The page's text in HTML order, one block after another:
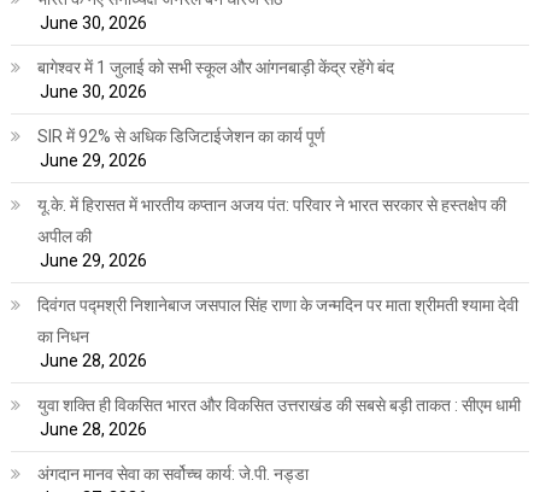
June 30, 2026
बागेश्वर में 1 जुलाई को सभी स्कूल और आंगनबाड़ी केंद्र रहेंगे बंद
June 30, 2026
SIR में 92% से अधिक डिजिटाईजेशन का कार्य पूर्ण
June 29, 2026
यू.के. में हिरासत में भारतीय कप्तान अजय पंत: परिवार ने भारत सरकार से हस्तक्षेप की
अपील की
June 29, 2026
दिवंगत पद्मश्री निशानेबाज जसपाल सिंह राणा के जन्मदिन पर माता श्रीमती श्यामा देवी
का निधन
June 28, 2026
युवा शक्ति ही विकसित भारत और विकसित उत्तराखंड की सबसे बड़ी ताकत : सीएम धामी
June 28, 2026
अंगदान मानव सेवा का सर्वोच्च कार्य: जे.पी. नड्डा